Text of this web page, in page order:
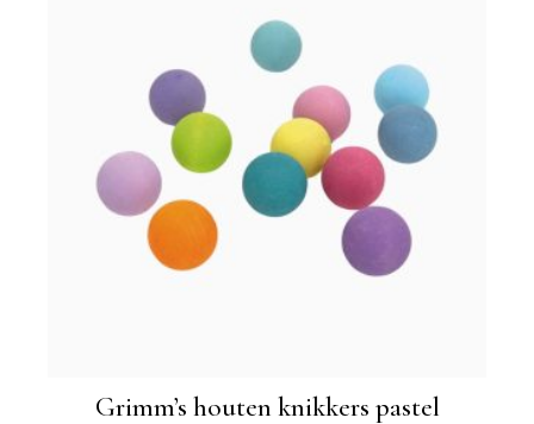
Grimm’s houten knikkers pastel